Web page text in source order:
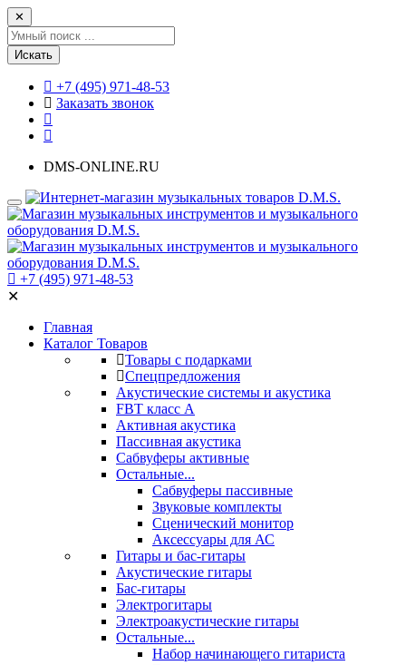
✕
Искать
+7 (495) 971-48-53
Заказать звонок
DMS-ONLINE.RU
+7 (495) 971-48-53
✕
Главная
Каталог Товаров
Товары с подарками
Спецпредложения
Акустические системы и акустика
FBT класс А
Активная акустика
Пассивная акустика
Сабвуферы активные
Остальные...
Сабвуферы пассивные
Звуковые комплекты
Сценический монитор
Аксессуары для АС
Гитары и бас-гитары
Акустические гитары
Бас-гитары
Электрогитары
Электроакустические гитары
Остальные...
Набор начинающего гитариста